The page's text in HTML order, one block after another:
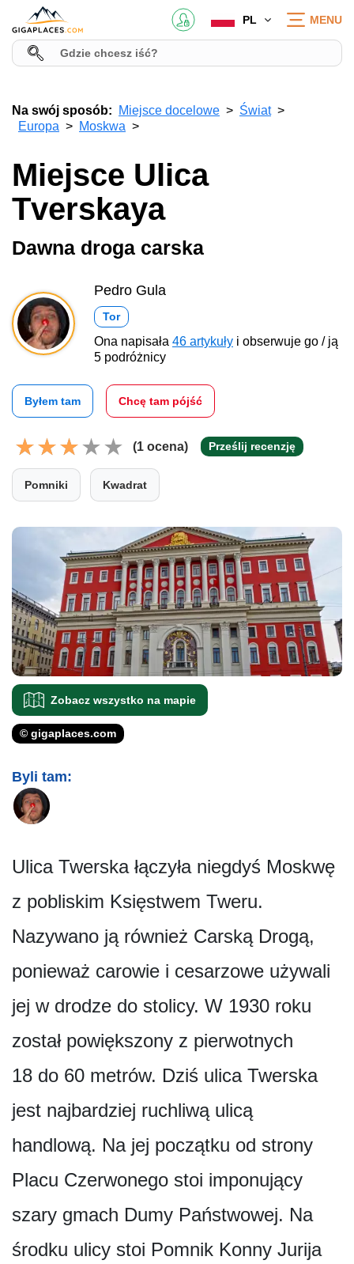
PL MENU
Na swój sposób: Miejsce docelowe
Świat
Europa
Moskwa
Miejsce Ulica
Tverskaya
Dawna droga carska
Pedro Gula
Tor
Ona napisała 46 artykuły i obserwuje go / ją
5 podróżnicy
Byłem tam Chcę tam pójść
(1 ocena) Prześlij recenzję
Pomniki Kwadrat
Zobacz wszystko na mapie
© gigaplaces.com
Byli tam:
Ulica Twerska łączyła niegdyś Moskwę
z pobliskim Księstwem Tweru.
Nazywano ją również Carską Drogą,
ponieważ carowie i cesarzowe używali
jej w drodze do stolicy. W 1930 roku
został powiększony z pierwotnych
18 do 60 metrów. Dziś ulica Twerska
jest najbardziej ruchliwą ulicą
handlową. Na jej początku od strony
Placu Czerwonego stoi imponujący
szary gmach Dumy Państwowej. Na
środku ulicy stoi Pomnik Konny Jurija